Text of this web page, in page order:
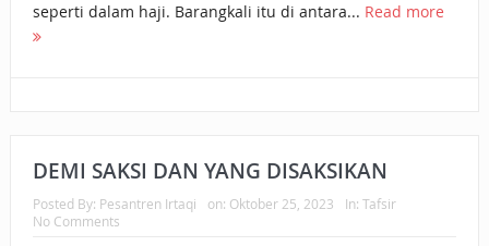
seperti dalam haji. Barangkali itu di antara... Read more
DEMI SAKSI DAN YANG DISAKSIKAN
Posted By: Pesantren Irtaqi on: Oktober 25, 2023 In: Tafsir
No Comments